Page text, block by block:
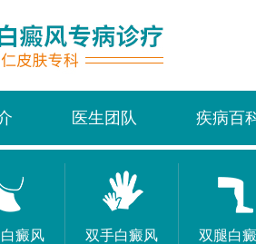
医生团队 疾病百
癜风 双手白癜风 双腿白